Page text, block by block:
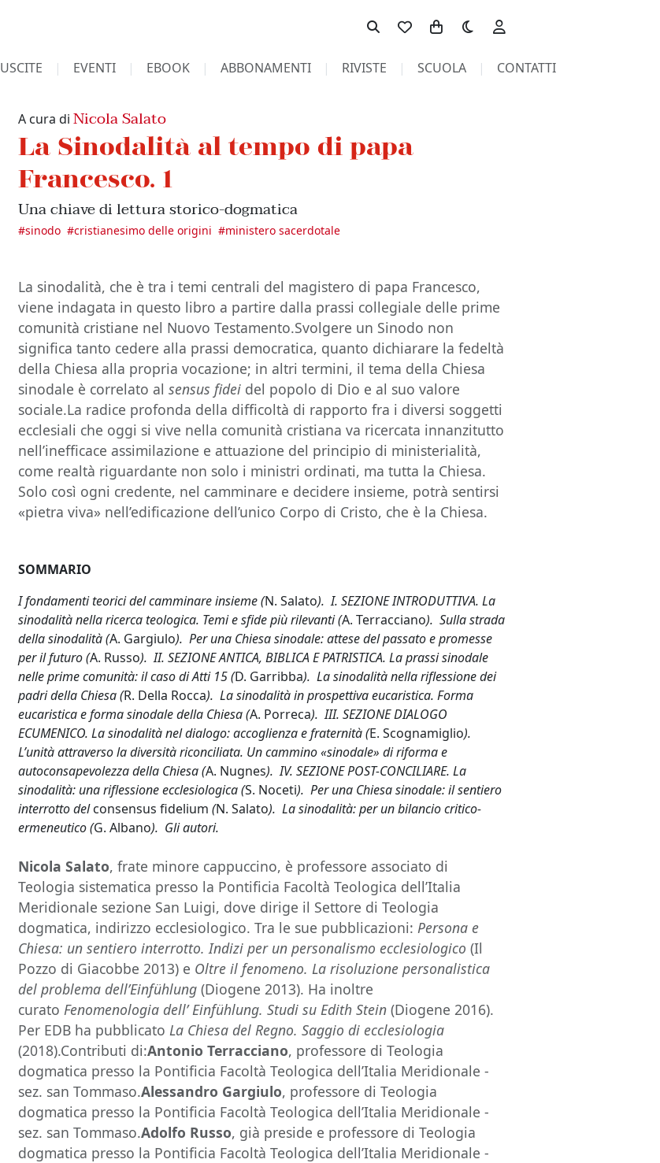
Toggle theme
USCITE EVENTI EBOOK ABBONAMENTI RIVISTE SCUOLA CONTATTI
A cura diNicola Salato
La Sinodalità al tempo di papa
Francesco. 1
Una chiave di lettura storico-dogmatica
#sinodo #cristianesimo delle origini #ministero sacerdotale
La sinodalità, che è tra i temi centrali del magistero di papa Francesco,
viene indagata in questo libro a partire dalla prassi collegiale delle prime
comunità cristiane nel Nuovo Testamento.Svolgere un Sinodo non
significa tanto cedere alla prassi democratica, quanto dichiarare la fedeltà
della Chiesa alla propria vocazione; in altri termini, il tema della Chiesa
sinodale è correlato alsensus fidei del popolo di Dio e al suo valore
sociale.La radice profonda della difficoltà di rapporto fra i diversi soggetti
ecclesiali che oggi si vive nella comunità cristiana va ricercata innanzitutto
nell’inefficace assimilazione e attuazione del principio di ministerialità,
come realtà riguardante non solo i ministri ordinati, ma tutta la Chiesa.
Solo così ogni credente, nel camminare e decidere insieme, potrà sentirsi
«pietra viva» nell’edificazione dell’unico Corpo di Cristo, che è la Chiesa.
SOMMARIO
I fondamenti teorici del camminare insieme (N. Salato). I. SEZIONE INTRODUTTIVA. La
sinodalità nella ricerca teologica. Temi e sfide più rilevanti (A. Terracciano). Sulla strada
della sinodalità (A. Gargiulo). Per una Chiesa sinodale: attese del passato e promesse
per il futuro (A. Russo). II. SEZIONE ANTICA, BIBLICA E PATRISTICA. La prassi sinodale
nelle prime comunità: il caso di Atti 15 (D. Garribba). La sinodalità nella riflessione dei
padri della Chiesa (R. Della Rocca). La sinodalità in prospettiva eucaristica. Forma
eucaristica e forma sinodale della Chiesa (A. Porreca). III. SEZIONE DIALOGO
ECUMENICO. La sinodalità nel dialogo: accoglienza e fraternità (E. Scognamiglio).
L’unità attraverso la diversità riconciliata. Un cammino «sinodale» di riforma e
autoconsapevolezza della Chiesa (A. Nugnes). IV. SEZIONE POST-CONCILIARE. La
sinodalità: una riflessione ecclesiologica (S. Noceti). Per una Chiesa sinodale: il sentiero
interrotto delconsensus fidelium (N. Salato). La sinodalità: per un bilancio critico-
ermeneutico (G. Albano). Gli autori.
Nicola Salato, frate minore cappuccino, è professore associato di
Teologia sistematica presso la Pontificia Facoltà Teologica dell’Italia
Meridionale sezione San Luigi, dove dirige il Settore di Teologia
dogmatica, indirizzo ecclesiologico. Tra le sue pubblicazioni: Persona e
Chiesa: un sentiero interrotto. Indizi per un personalismo ecclesiologico (Il
Pozzo di Giacobbe 2013) e Oltre il fenomeno. La risoluzione personalistica
del problema dell’Einfühlung(Diogene 2013). Ha inoltre
curato Fenomenologia dell’Einfühlung. Studi su Edith Stein (Diogene 2016).
Per EDB ha pubblicatoLa Chiesa del Regno. Saggio di ecclesiologia
(2018).Contributi di:Antonio Terracciano, professore di Teologia
dogmatica presso la Pontificia Facoltà Teologica dell’Italia Meridionale -
sez. san Tommaso.Alessandro Gargiulo, professore di Teologia
dogmatica presso la Pontificia Facoltà Teologica dell’Italia Meridionale -
sez. san Tommaso.Adolfo Russo, già preside e professore di Teologia
dogmatica presso la Pontificia Facoltà Teologica dell’Italia Meridionale -